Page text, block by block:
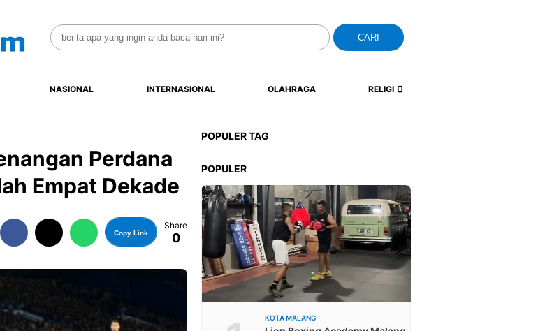
Search
for:
CARI
NASIONAL INTERNASIONAL OLAHRAGA RELIGI
Perdana
Empat Dekade
Copy Link
Share
0
POPULER TAG
POPULER
KOTA MALANG